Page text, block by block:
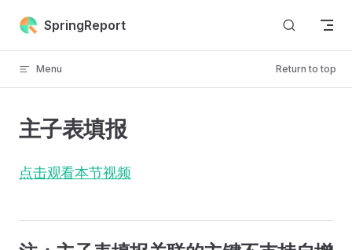
Skip to content
SpringReport
Menu Return to top
主子表填报
点击观看本节视频